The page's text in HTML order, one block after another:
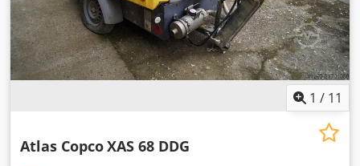
1 / 11
Atlas CopcoXAS 68 DDG